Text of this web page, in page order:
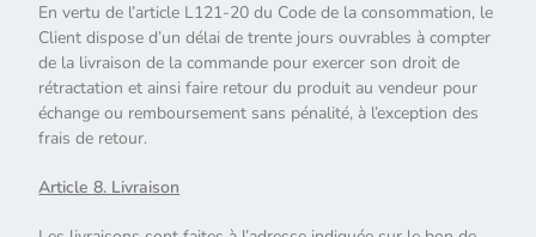
En vertu de l’article L121-20 du Code de la consommation, le
Client dispose d’un délai de trente jours ouvrables à compter
de la livraison de la commande pour exercer son droit de
rétractation et ainsi faire retour du produit au vendeur pour
échange ou remboursement sans pénalité, à l’exception des
frais de retour.
Article 8. Livraison